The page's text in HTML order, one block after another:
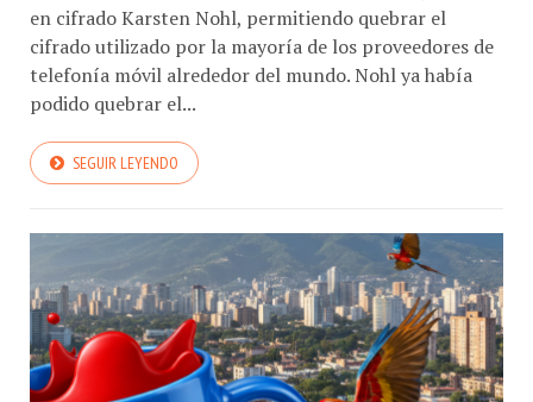
en cifrado Karsten Nohl, permitiendo quebrar el
cifrado utilizado por la mayoría de los proveedores de
telefonía móvil alrededor del mundo. Nohl ya había
podido quebrar el...
SEGUIR LEYENDO